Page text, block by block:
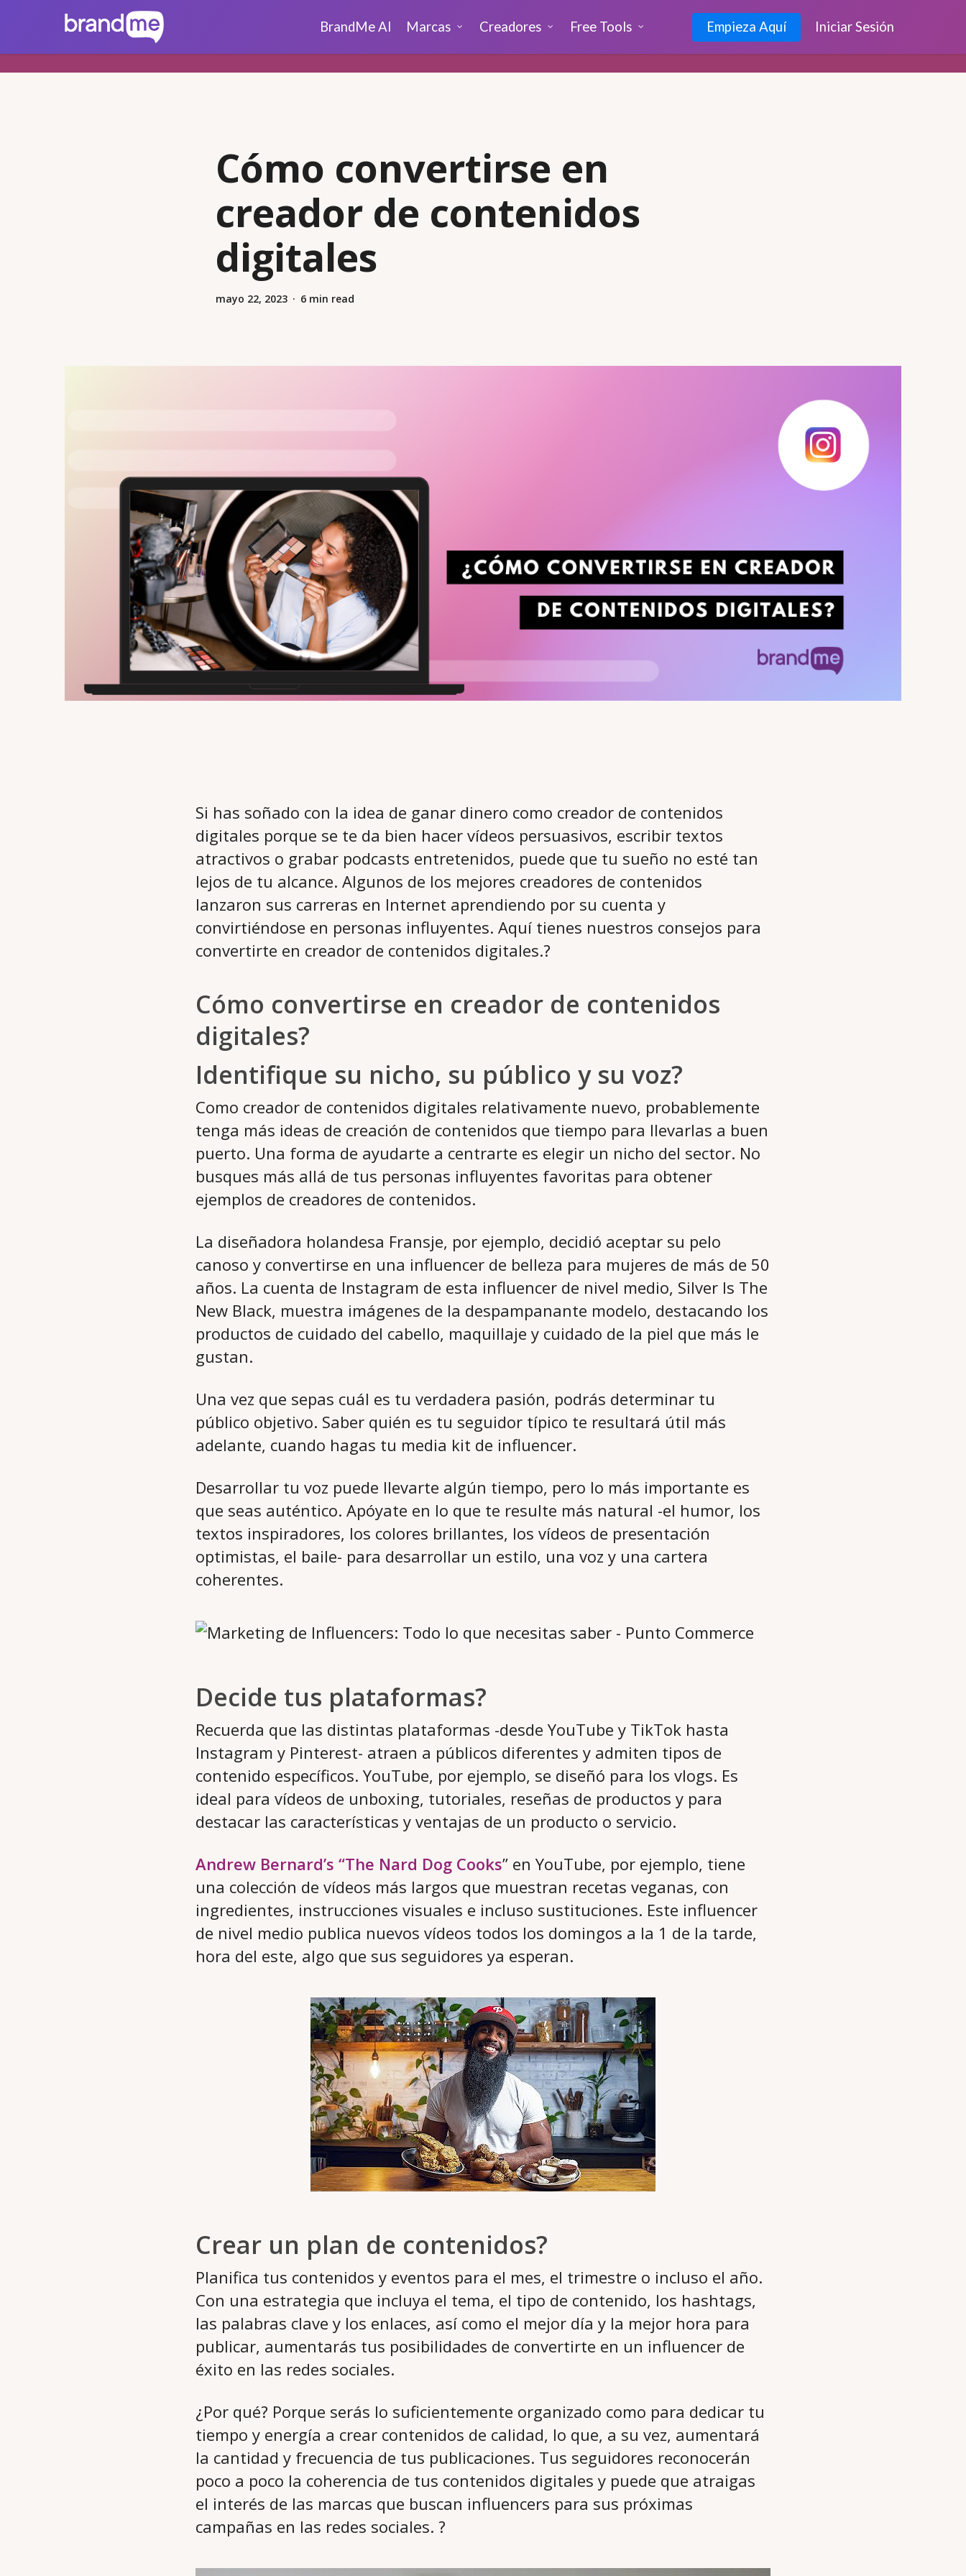
BrandMe AI Marcas Creadores Free Tools Empieza Aquí Iniciar Sesión
Cómo convertirse en
creador de contenidos
digitales
mayo 22, 2023 6 min read
Si has soñado con la idea de ganar dinero como creador de contenidos
digitales porque se te da bien hacer vídeos persuasivos, escribir textos
atractivos o grabar podcasts entretenidos, puede que tu sueño no esté tan
lejos de tu alcance. Algunos de los mejores creadores de contenidos
lanzaron sus carreras en Internet aprendiendo por su cuenta y
convirtiéndose en personas influyentes. Aquí tienes nuestros consejos para
convertirte en creador de contenidos digitales.?
Cómo convertirse en creador de contenidos
digitales?
Identifique su nicho, su público y su voz?
Como creador de contenidos digitales relativamente nuevo, probablemente
tenga más ideas de creación de contenidos que tiempo para llevarlas a buen
puerto. Una forma de ayudarte a centrarte es elegir un nicho del sector. No
busques más allá de tus personas influyentes favoritas para obtener
ejemplos de creadores de contenidos.
La diseñadora holandesa Fransje, por ejemplo, decidió aceptar su pelo
canoso y convertirse en una influencer de belleza para mujeres de más de 50
años. La cuenta de Instagram de esta influencer de nivel medio, Silver Is The
New Black, muestra imágenes de la despampanante modelo, destacando los
productos de cuidado del cabello, maquillaje y cuidado de la piel que más le
gustan.
Una vez que sepas cuál es tu verdadera pasión, podrás determinar tu
público objetivo. Saber quién es tu seguidor típico te resultará útil más
adelante, cuando hagas tu media kit de influencer.
Desarrollar tu voz puede llevarte algún tiempo, pero lo más importante es
que seas auténtico. Apóyate en lo que te resulte más natural -el humor, los
textos inspiradores, los colores brillantes, los vídeos de presentación
optimistas, el baile- para desarrollar un estilo, una voz y una cartera
coherentes.
Decide tus plataformas?
Recuerda que las distintas plataformas -desde YouTube y TikTok hasta
Instagram y Pinterest- atraen a públicos diferentes y admiten tipos de
contenido específicos. YouTube, por ejemplo, se diseñó para los vlogs. Es
ideal para vídeos de unboxing, tutoriales, reseñas de productos y para
destacar las características y ventajas de un producto o servicio.
Andrew Bernard’s “The Nard Dog Cooks” en YouTube, por ejemplo, tiene
una colección de vídeos más largos que muestran recetas veganas, con
ingredientes, instrucciones visuales e incluso sustituciones. Este influencer
de nivel medio publica nuevos vídeos todos los domingos a la 1 de la tarde,
hora del este, algo que sus seguidores ya esperan.
Crear un plan de contenidos?
Planifica tus contenidos y eventos para el mes, el trimestre o incluso el año.
Con una estrategia que incluya el tema, el tipo de contenido, los hashtags,
las palabras clave y los enlaces, así como el mejor día y la mejor hora para
publicar, aumentarás tus posibilidades de convertirte en un influencer de
éxito en las redes sociales.
¿Por qué? Porque serás lo suficientemente organizado como para dedicar tu
tiempo y energía a crear contenidos de calidad, lo que, a su vez, aumentará
la cantidad y frecuencia de tus publicaciones. Tus seguidores reconocerán
poco a poco la coherencia de tus contenidos digitales y puede que atraigas
el interés de las marcas que buscan influencers para sus próximas
campañas en las redes sociales. ?